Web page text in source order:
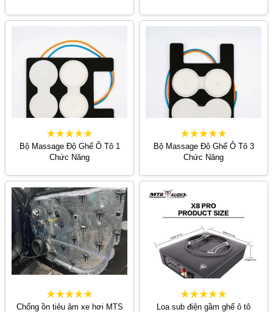
Bộ Massage Độ Ghế Ô Tô 1
Chức Năng
Bộ Massage Độ Ghế Ô Tô 3
Chức Năng
Chống ồn tiêu âm xe hơi MTS
Loa sub điện gầm ghế ô tô